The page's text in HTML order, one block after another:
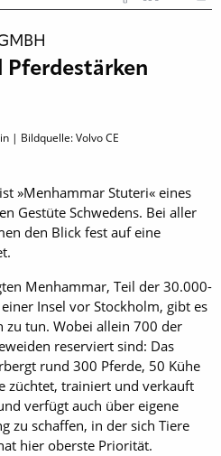
| Bildquelle: Volvo CE
»Menhammar Stuteri« eines
Gestüte Schwedens. Bei aller
den Blick fest auf eine
Menhammar, Teil der 30.000-
Insel vor Stockholm, gibt es
zu tun. Wobei allein 700 der
reserviert sind: Das
rund 300 Pferde, 50 Kühe
züchtet, trainiert und verkauft
verfügt auch über eigene
zu schaffen, in der sich Tiere
hier oberste Priorität.